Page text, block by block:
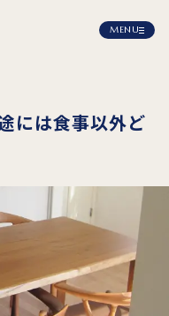
MENU
には食事以外ど